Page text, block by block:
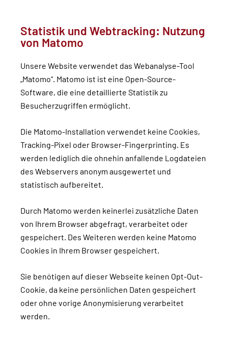
Statistik und Webtracking: Nutzung
von Matomo
Unsere Website verwendet das Webanalyse-Tool
„Matomo“. Matomo ist ist eine Open-Source-
Software, die eine detaillierte Statistik zu
Besucherzugriffen ermöglicht.
Die Matomo-Installation verwendet keine Cookies,
Tracking-Pixel oder Browser-Fingerprinting. Es
werden lediglich die ohnehin anfallende Logdateien
des Webservers anonym ausgewertet und
statistisch aufbereitet.
Durch Matomo werden keinerlei zusätzliche Daten
von Ihrem Browser abgefragt, verarbeitet oder
gespeichert. Des Weiteren werden keine Matomo
Cookies in Ihrem Browser gespeichert.
Sie benötigen auf dieser Webseite keinen Opt-Out-
Cookie, da keine persönlichen Daten gespeichert
oder ohne vorige Anonymisierung verarbeitet
werden.